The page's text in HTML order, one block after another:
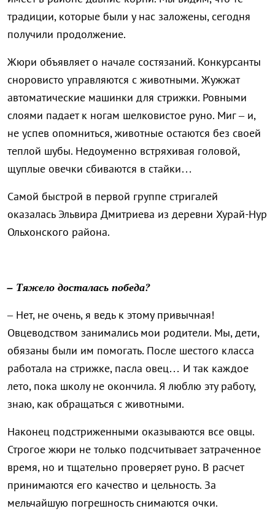
традиции, которые были у нас заложены, сегодня
получили продолжение.
Жюри объявляет о начале состязаний. Конкурсанты
сноровисто управляются с животными. Жужжат
автоматические машинки для стрижки. Ровными
слоями падает к ногам шелковистое руно. Миг – и,
не успев опомниться, животные остаются без своей
теплой шубы. Недоуменно встряхивая головой,
щуплые овечки сбиваются в стайки…
Самой быстрой в первой группе стригалей
оказалась Эльвира Дмитриева из деревни Хурай-Нур
Ольхонского района.
– Тяжело досталась победа?
– Нет, не очень, я ведь к этому привычная!
Овцеводством занимались мои родители. Мы, дети,
обязаны были им помогать. После шестого класса
работала на стрижке, пасла овец… И так каждое
лето, пока школу не окончила. Я люблю эту работу,
знаю, как обращаться с животными.
Наконец подстриженными оказываются все овцы.
Строгое жюри не только подсчитывает затраченное
время, но и тщательно проверяет руно. В расчет
принимаются его качество и цельность. За
мельчайшую погрешность снимаются очки.